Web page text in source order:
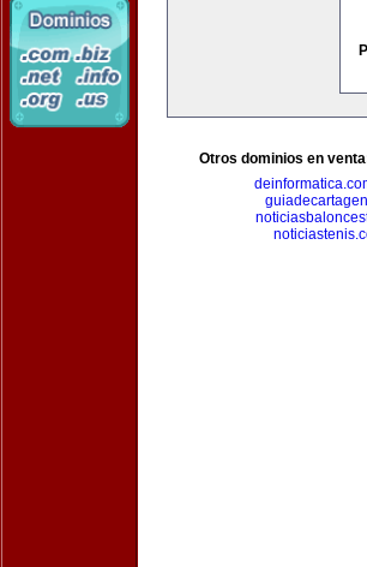
Otros dominios en